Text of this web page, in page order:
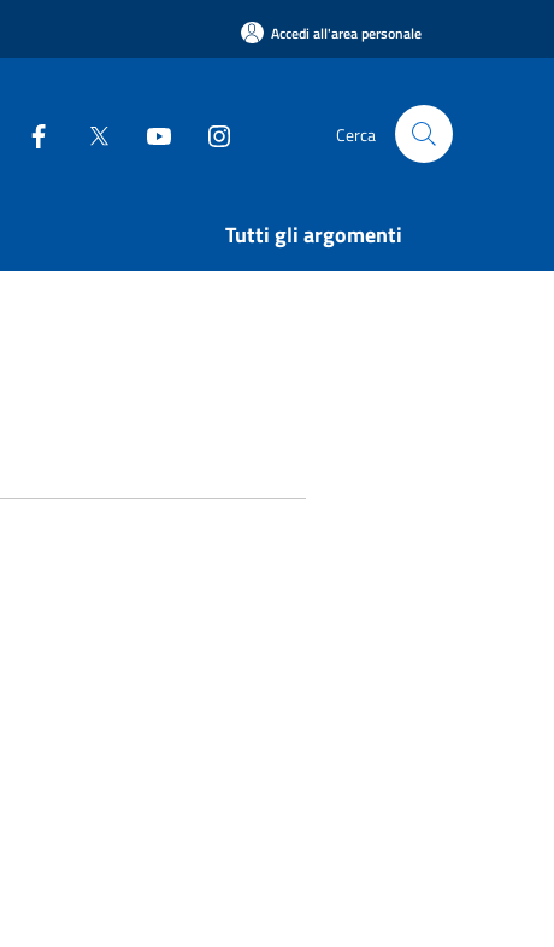
Accedi all'area personale
Cerca
Tutti gli argomenti